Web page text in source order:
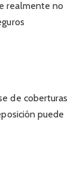
realmente no
de coberturas
puede